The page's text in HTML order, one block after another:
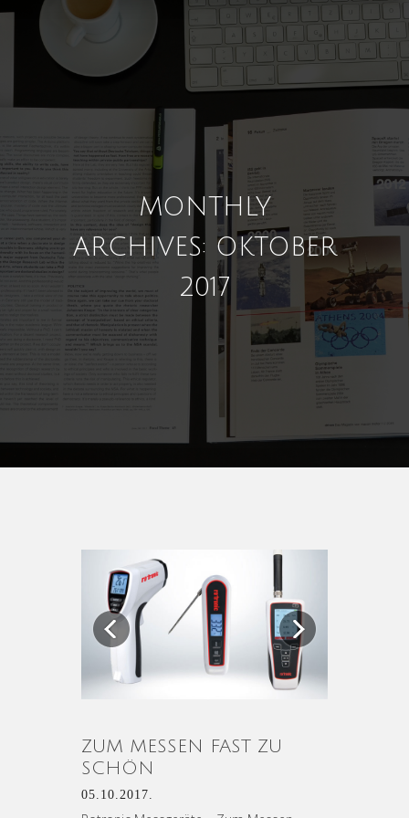
MONTHLY
ARCHIVES: OKTOBER
2017
Previous Next
ZUM MESSEN FAST ZU
SCHÖN
05.10.2017.